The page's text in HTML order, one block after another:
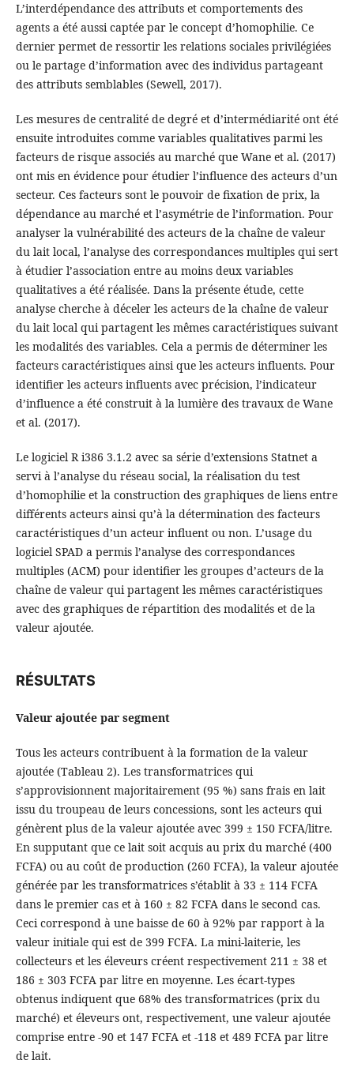
L’interdépendance des attributs et comportements des
agents a été aussi captée par le concept d’homophilie. Ce
dernier permet de ressortir les relations sociales privilégiées
ou le partage d’information avec des individus partageant
des attributs semblables (Sewell, 2017).
Les mesures de centralité de degré et d’intermédiarité ont été
ensuite introduites comme variables qualitatives parmi les
facteurs de risque associés au marché que Wane et al. (2017)
ont mis en évidence pour étudier l’influence des acteurs d’un
secteur. Ces facteurs sont le pouvoir de fixation de prix, la
dépendance au marché et l’asymétrie de l’information. Pour
analyser la vulnérabilité des acteurs de la chaîne de valeur
du lait local, l’analyse des correspondances multiples qui sert
à étudier l’association entre au moins deux variables
qualitatives a été réalisée. Dans la présente étude, cette
analyse cherche à déceler les acteurs de la chaîne de valeur
du lait local qui partagent les mêmes caractéristiques suivant
les modalités des variables. Cela a permis de déterminer les
facteurs caractéristiques ainsi que les acteurs influents. Pour
identifier les acteurs influents avec précision, l’indicateur
d’influence a été construit à la lumière des travaux de Wane
et al. (2017).
Le logiciel R i386 3.1.2 avec sa série d’extensions Statnet a
servi à l’analyse du réseau social, la réalisation du test
d’homophilie et la construction des graphiques de liens entre
différents acteurs ainsi qu’à la détermination des facteurs
caractéristiques d’un acteur influent ou non. L’usage du
logiciel SPAD a permis l’analyse des correspondances
multiples (ACM) pour identifier les groupes d’acteurs de la
chaîne de valeur qui partagent les mêmes caractéristiques
avec des graphiques de répartition des modalités et de la
valeur ajoutée.
RÉSULTATS
Valeur ajoutée par segment
Tous les acteurs contribuent à la formation de la valeur
ajoutée (Tableau 2). Les transformatrices qui
s’approvisionnent majoritairement (95 %) sans frais en lait
issu du troupeau de leurs concessions, sont les acteurs qui
génèrent plus de la valeur ajoutée avec 399 ± 150 FCFA/litre.
En supputant que ce lait soit acquis au prix du marché (400
FCFA) ou au coût de production (260 FCFA), la valeur ajoutée
générée par les transformatrices s’établit à 33 ± 114 FCFA
dans le premier cas et à 160 ± 82 FCFA dans le second cas.
Ceci correspond à une baisse de 60 à 92% par rapport à la
valeur initiale qui est de 399 FCFA. La mini-laiterie, les
collecteurs et les éleveurs créent respectivement 211 ± 38 et
186 ± 303 FCFA par litre en moyenne. Les écart-types
obtenus indiquent que 68% des transformatrices (prix du
marché) et éleveurs ont, respectivement, une valeur ajoutée
comprise entre -90 et 147 FCFA et -118 et 489 FCFA par litre
de lait.